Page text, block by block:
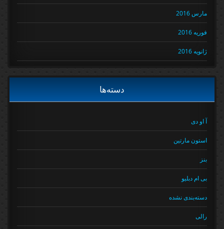
مارس 2016
فوریه 2016
ژانویه 2016
دسته‌ها
آ او دی
استون مارتین
بی ام دبلیو
دسته‌بندی نشده
رالی